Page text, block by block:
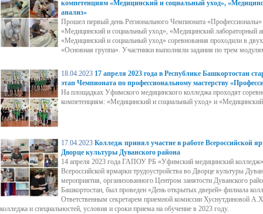
компетенциям «Медицинский и социальный уход»,
анализ»
Прошел первый день Регионального Чемпионата
«Медицинский и социальный уход», «Медицинский лабораторный
«Медицинский и социальный уход» соревнования проходили в
«Основная группа». Участники выполняли задания по трем
18.04.2023 17 апреля 2023 года в Республике Башкортостан
этап Чемпионата по профессиональному мастерству
На площадках Уфимского медицинского колледжа проходят
компетенциям: «Медицинский и социальный уход» и
17.04.2023 Колледж принял участие в работе Всероссийской
Дворце культуры Дуванского района
14 апреля 2023 года ГАПОУ РБ «Уфимский медицинский колледж»
Всероссийской ярмарки трудоустройства во Дворце культуры
мероприятия, организованного Центром занятости Дуванского
Башкортостан, был проведен «День открытых дверей» филиала
Ответственным секретарем приемной комиссии Хуснутдиновой
колледжа и специальностей, условия и сроки приема на обучение в 2023 году.